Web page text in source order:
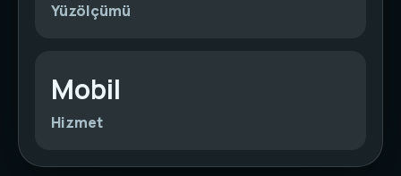
Yüzölçümü
Mobil
Hizmet